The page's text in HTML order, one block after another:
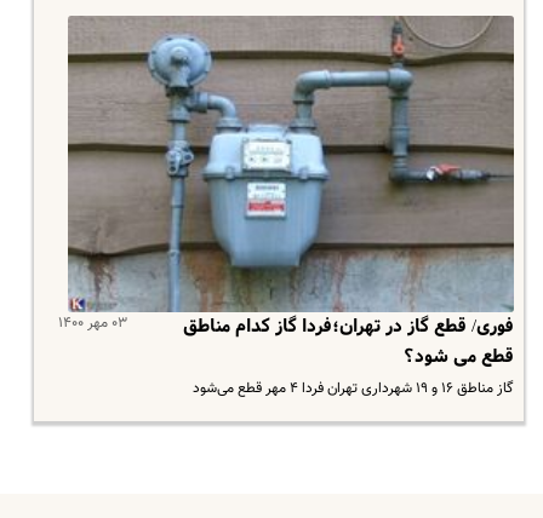
۰۳ مهر ۱۴۰۰
فوری/ قطع گاز در تهران؛فردا گاز کدام مناطق
قطع می شود؟
گاز مناطق ۱۶ و ۱۹ شهرداری تهران فردا ۴ مهر قطع می‌شود